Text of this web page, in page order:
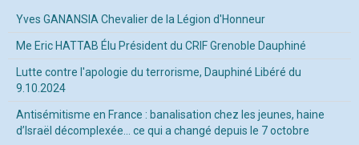
Yves GANANSIA Chevalier de la Légion d'Honneur
Me Eric HATTAB Élu Président du CRIF Grenoble Dauphiné
Lutte contre l'apologie du terrorisme, Dauphiné Libéré du
9.10.2024
Antisémitisme en France : banalisation chez les jeunes, haine
d’Israël décomplexée… ce qui a changé depuis le 7 octobre